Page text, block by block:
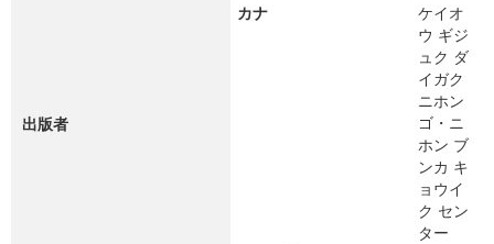
出版者
カナ
ケイオ
ウ ギジ
ュク ダ
イガク
ニホン
ゴ・ニ
ホン ブ
ンカ キ
ョウイ
ク セン
ター